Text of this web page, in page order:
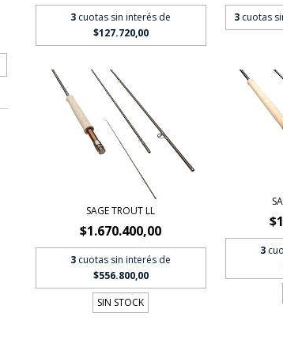
3 cuotas sin interés de
$127.720,00
3 cuotas
SAGE TROUT LL
$1.670.400,00
3 cuotas sin interés de
$556.800,00
SIN STOCK
3